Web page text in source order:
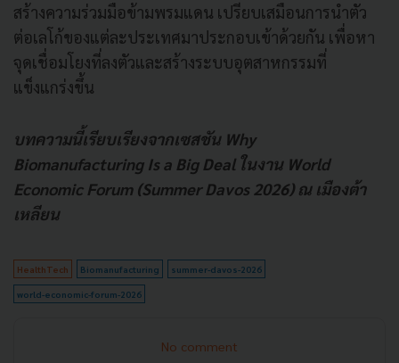
สร้างความร่วมมือข้ามพรมแดน เปรียบเสมือนการนำตัว
ต่อเลโก้ของแต่ละประเทศมาประกอบเข้าด้วยกัน เพื่อหา
จุดเชื่อมโยงที่ลงตัวและสร้างระบบอุตสาหกรรมที่
แข็งแกร่งขึ้น
บทความนี้เรียบเรียงจากเซสชัน Why
Biomanufacturing Is a Big Deal ในงาน World
Economic Forum (Summer Davos 2026) ณ เมืองต้า
เหลียน
HealthTech Biomanufacturing summer-davos-2026
world-economic-forum-2026
No comment